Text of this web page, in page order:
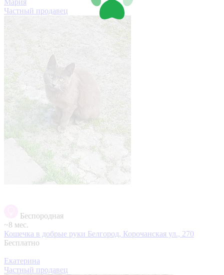
Частный продавец
Беспородная
~8 мес.
Кошечка в добрые руки Белгород, Корочанская ул., 270
Бесплатно
Екатерина
Частный продавец